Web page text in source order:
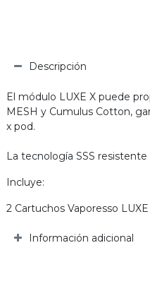
Descripción
El módulo LUXE X puede
MESH y Cumulus Cotton,
x pod.
La tecnología SSS
Incluye:
2 Cartuchos Vaporesso
Información adicional